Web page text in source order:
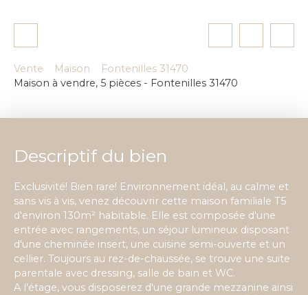
Vente Maison
Fontenilles 31470
Maison à vendre, 5 pièces - Fontenilles 31470
Descriptif du bien
Exclusivité! Bien rare! Environnement idéal, au calme et
sans vis à vis, venez découvrir cette maison familiale T5
d'environ 130m² habitable. Elle est composée d'une
entrée avec rangements, un séjour lumineux disposant
d'une cheminée insert, une cuisine semi-ouverte et un
cellier. Toujours au rez-de-chaussée, se trouve une suite
parentale avec dressing, salle de bain et WC.
A l'étage, vous disposerez d'une grande mezzanine ainsi